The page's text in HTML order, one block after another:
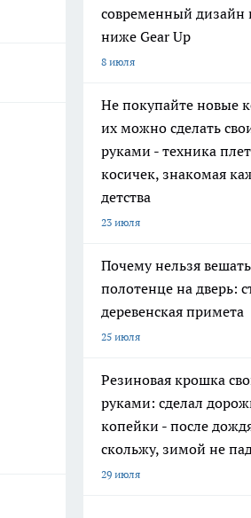
современный дизайн
ниже Gear Up
8 июля
Не покупайте новые
их можно сделать
руками - техника
косичек, знакомая
детства
23 июля
Почему нельзя вешать
полотенце на дверь:
деревенская примета
25 июля
Резиновая крошка
руками: сделал
копейки - после
скольжу, зимой не
29 июля